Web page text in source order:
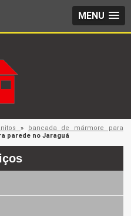
MENU
»
bancada de mármore para
parede no Jaraguá